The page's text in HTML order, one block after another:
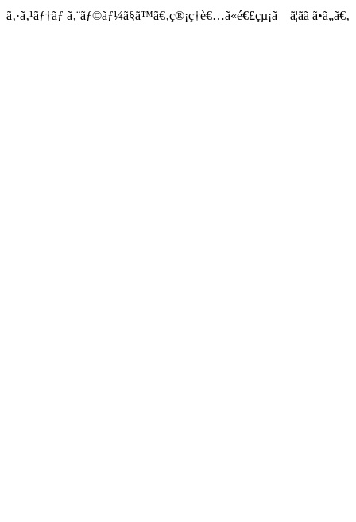
ã‚·ã‚¹ãƒ†ãƒ ã‚¨ãƒ©ãƒ¼ã§ã™ã€‚ç®¡ç†è€…ã«é€£çµ¡ã—ã¦ãã ã•ã„ã€‚